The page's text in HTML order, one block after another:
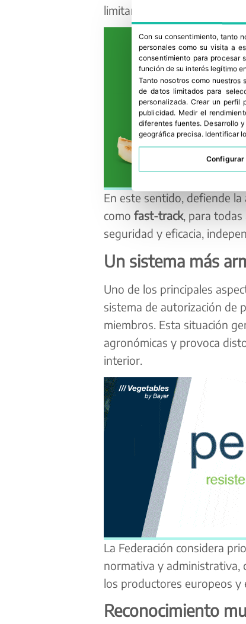
limitando la capacidad de
En este sentido, defiende
como fast-track, para todas
seguridad y eficacia,
Un sistema más
Uno de los principales
sistema de autorización de
miembros. Esta situación
agronómicas y provoca
interior.
La Federación considera
normativa y administrativa,
los productores europeos y
Reconocimiento
Con su consentimiento, tanto
personales como su visita a
consentimiento para procesar
función de su interés legítimo
Tanto nosotros como
de datos limitados para
personalizada. Crear un perfil
publicidad. Medir el
diferentes fuentes. Desarrollo
geográfica precisa. Identificar
Configurar